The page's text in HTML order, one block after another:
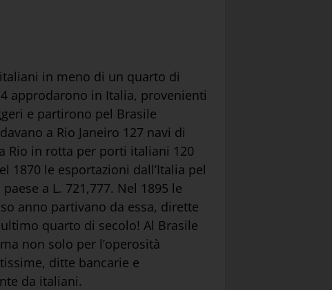
in meno di un quarto di
approdarono in Italia, provenienti
e partirono pel Brasile
a Rio Janeiro 127 navi di
Rio in rotta per porti italiani 120
1870 le esportazioni dall’Italia pel
a L. 721,777. Nel 1895 le
anno partivano da essa, dirette
quarto di secolo! Al Brasile
non solo per l’operosità
ditte bancarie e
da italiani.